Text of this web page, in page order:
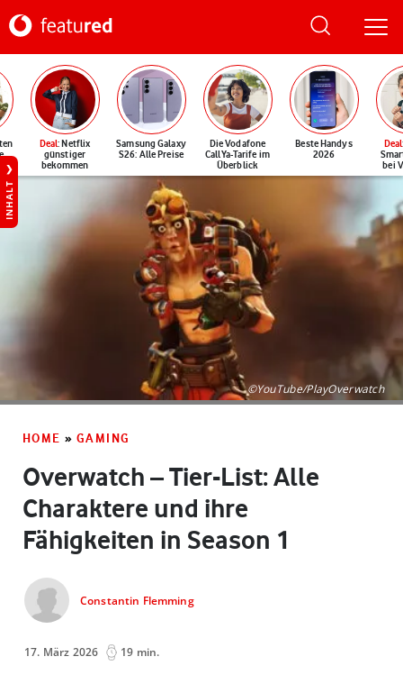
Deal: Netflix
günstiger
bekommen
Samsung Galaxy
S26: Alle Preise
Die Vodafone
CallYa-Tarife im
Überblick
Beste Handys
2026
Deal
bei
INHALT
©YouTube/PlayOverwatch
HOME » GAMING
Overwatch – Tier-List: Alle
Charaktere und ihre
Fähigkeiten in Season 1
Constantin Flemming
17. März 2026 19 min.